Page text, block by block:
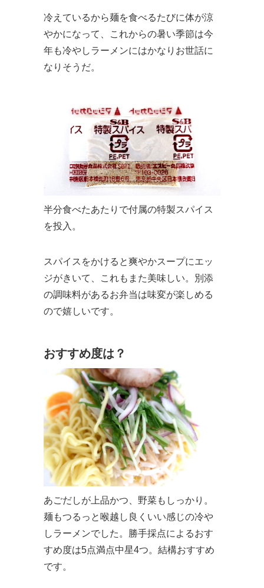
冷えているから麺を食べるたびに体が涼
やかになって、これからの暑い季節は今
年も冷やしラーメンにはかなりお世話に
なりそうだ。
半分食べたあたりで付属の特製スパイス
を投入。
スパイスをかけると爽やかスープにエッ
ジがきいて、これもまた美味しい。別添
の調味料があるお弁当は味変が楽しめる
ので嬉しいです。
おすすめ度は？
あごだしが上品かつ、野菜もしっかり。
麺もつるっと喉越し良くいい感じの冷や
しラーメンでした。勝手採点によるおす
すめ度は5点満点中星4つ。結構おすすめ
です。